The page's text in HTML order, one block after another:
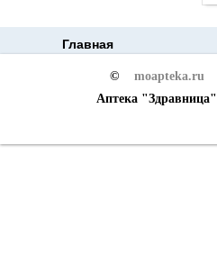
Главная
©
moapteka.ru
Аптека "Здравница"